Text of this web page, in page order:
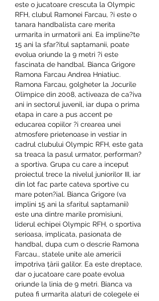
este o jucatoare crescuta la Olympic
RFH, clubul Ramonei Farcau, ?i este o
tanara handbalista care merita
urmarita in urmatorii ani. Ea impline?te
15 ani la sfar?itul saptamanii, poate
evolua oriunde la 9 metri ?i este
fascinata de handbal. Bianca Grigore
Ramona Farcau Andrea Hniatiuc.
Ramona Farcau, golgheter la Jocurile
Olimpice din 2008, activeaza de ca?iva
ani in sectorul juvenil, iar dupa o prima
etapa in care a pus accent pe
educarea copiilor ?i crearea unei
atmosfere prietenoase in vestiar in
cadrul clubului Olympic RFH, este gata
sa treaca la pasul urmator, performan?
a sportiva. Grupa cu care a inceput
proiectul trece la nivelul juniorilor III, iar
din lot fac parte cateva sportive cu
mare poten?ial. Bianca Grigore (va
implini 15 ani la sfaritul saptamanii)
este una dintre marile promisiuni,
liderul echipei Olympic RFH, o sportiva
serioasa, implicata, pasionata de
handbal, dupa cum o descrie Ramona
Farcau., statele unite ale americii
împotriva țării galilor. Ea este dreptace,
dar o jucatoare care poate evolua
oriunde la linia de 9 metri. Bianca va
putea fi urmarita alaturi de colegele ei